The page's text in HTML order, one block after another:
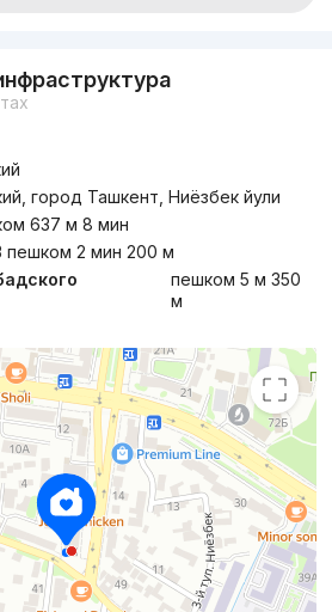
город Ташкент, Ниёзбек йули
637 м 8 мин
2 мин 200 м
пешком 5 м 350
м